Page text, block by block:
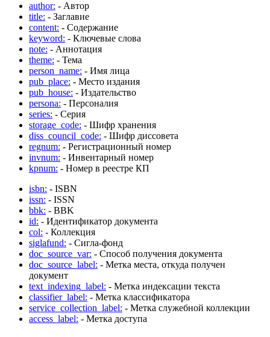
author: - Автор
title: - Заглавие
content: - Содержание
keyword: - Ключевые слова
note: - Аннотация
theme: - Тема
person_name: - Имя лица
pub_place: - Место издания
pub_house: - Издательство
persona: - Персоналия
series: - Серия
storage_code: - Шифр хранения
diss_council_code: - Шифр диссовета
regnum: - Регистрационный номер
invnum: - Инвентарный номер
kpnum: - Номер в реестре КП
isbn: - ISBN
issn: - ISSN
bbk: - BBK
id: - Идентификатор документа
col: - Коллекция
siglafund: - Сигла-фонд
doc_source_var: - Способ получения документа
doc_source_label: - Метка места, откуда получен
документ
text_indexing_label: - Метка индексации текста
classifier_label: - Метка классификатора
service_collection_label: - Метка служебной коллекции
access_label: - Метка доступа